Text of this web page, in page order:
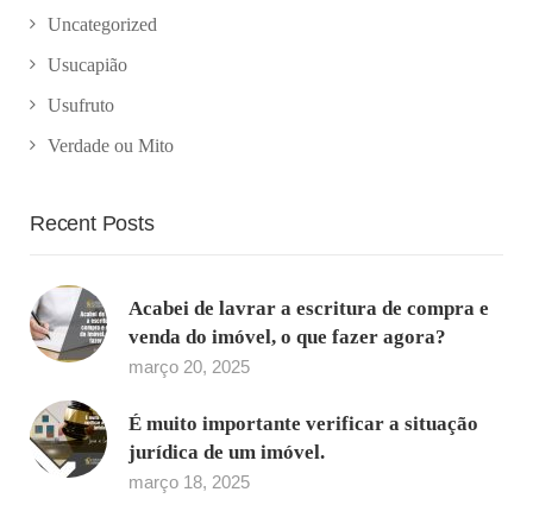
Uncategorized
Usucapião
Usufruto
Verdade ou Mito
Recent Posts
Acabei de lavrar a escritura de compra e
venda do imóvel, o que fazer agora?
março 20, 2025
É muito importante verificar a situação
jurídica de um imóvel.
março 18, 2025